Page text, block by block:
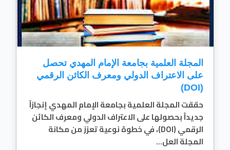
المجلة العلمية بجامعة الإمام المهدي تحصل
على الاعتراف الدولي ومعرف الكائن الرقمي
(DOI)
حققت المجلة العلمية بجامعة الإمام المهدي إنجازاً
جديداً بحصولها على الاعتراف الدولي ومعرف الكائن
الرقمي (DOI)، في خطوة نوعية تعزز من مكانة
المجلة العل...